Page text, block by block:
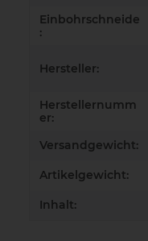
Einbohrschneide
:
Hersteller:
Herstellernumm
er:
Versandgewicht:
Artikelgewicht:
Inhalt: